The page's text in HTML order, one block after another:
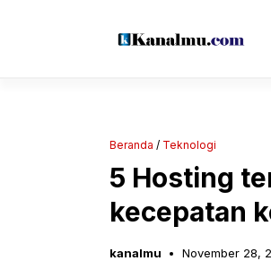
Beranda / Teknologi
5 Hosting
kecepatan
kanalmu November 28,